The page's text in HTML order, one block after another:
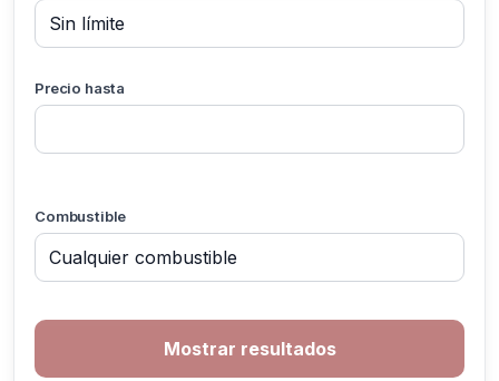
Precio hasta
Combustible